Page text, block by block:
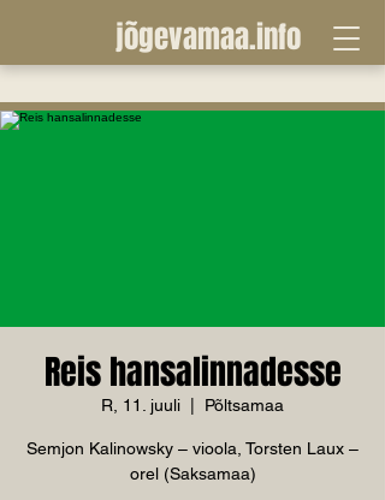
jõgevamaa.info
Reis hansalinnadesse
R, 11. juuli Põltsamaa
Semjon Kalinowsky – vioola, Torsten Laux –
orel (Saksamaa)